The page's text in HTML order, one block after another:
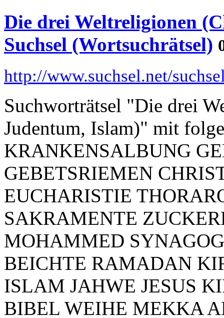
Die drei Weltreligionen
Suchsel (Wortsuchrätsel)
http://www.suchsel.net/
Suchworträtsel "Die drei
Judentum, Islam)" mit
KRANKENSALBUNG
GEBETSRIEMEN
EUCHARISTIE
SAKRAMENTE
MOHAMMED
BEICHTE RAMADAN
ISLAM JAHWE JESUS
BIBEL WEIHE MEKKA